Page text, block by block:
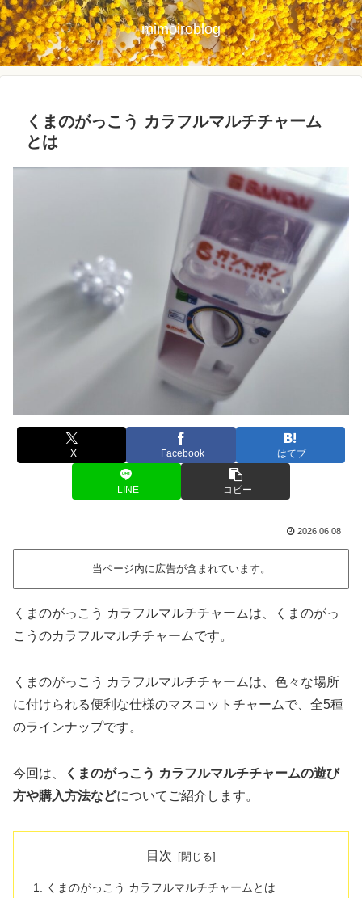
mimoiroblog
くまのがっこう カラフルマルチチャーム
とは
X Facebook はてブ
LINE コピー
2026.06.08
当ページ内に広告が含まれています。
くまのがっこう カラフルマルチチャームは、くまのがっ
こうのカラフルマルチチャームです。
くまのがっこう カラフルマルチチャームは、色々な場所
に付けられる便利な仕様のマスコットチャームで、全5種
のラインナップです。
今回は、
くまのがっこう カラフルマルチチャームの遊び
方や購入方法などについてご紹介します。
目次
くまのがっこう カラフルマルチチャームとは